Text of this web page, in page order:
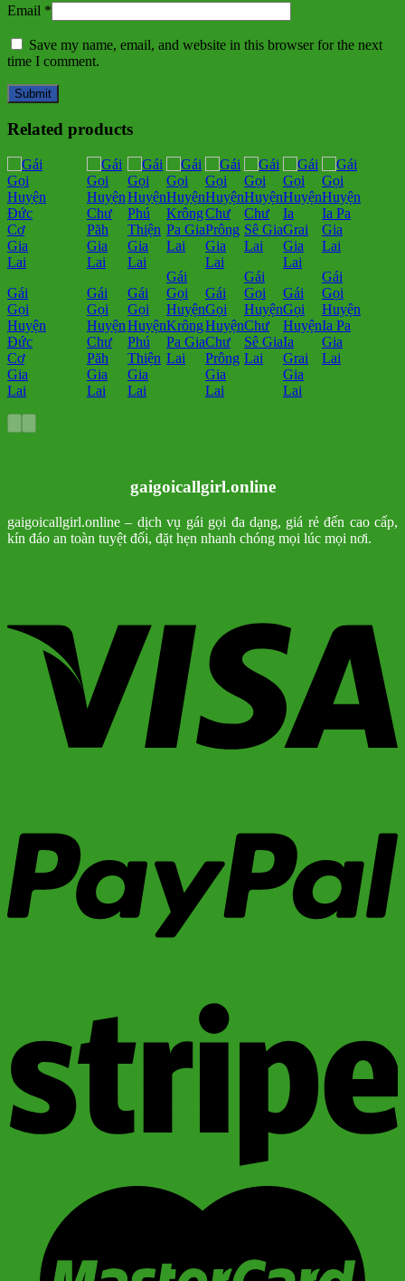
Email *
Save my name, email, and website in this browser for the next
time I comment.
Related products
Gái
Gọi
Huyện
Đức
Cơ
Gia
Lai
Gái
Gọi
Huyện
Chư
Păh
Gia
Lai
Gái
Gọi
Huyện
Phú
Thiện
Gia
Lai
Gái
Gọi
Huyện
Krông
Pa Gia
Lai
Gái
Gọi
Huyện
Chư
Prông
Gia
Lai
Gái
Gọi
Huyện
Chư
Sê Gia
Lai
Gái
Gọi
Huyện
Ia
Grai
Gia
Lai
Gái
Gọi
Huyện
Ia Pa
Gia
Lai
gaigoicallgirl.online
gaigoicallgirl.online – dịch vụ gái gọi đa dạng, giá rẻ đến cao cấp,
kín đáo an toàn tuyệt đối, đặt hẹn nhanh chóng mọi lúc mọi nơi.